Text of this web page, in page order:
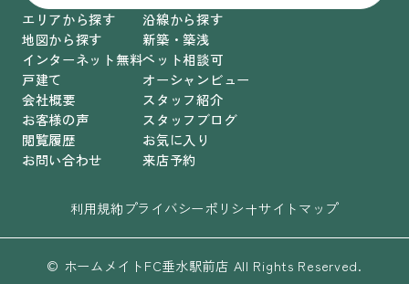
エリアから探す
地図から探す
インターネット無料
戸建て
会社概要
お客様の声
閲覧履歴
お問い合わせ
沿線から探す
新築・築浅
ペット相談可
オーシャンビュー
スタッフ紹介
スタッフブログ
お気に入り
来店予約
利用規約プライバシーポリシーサイトマップ
© ホームメイトFC垂水駅前店 All Rights Reserved.